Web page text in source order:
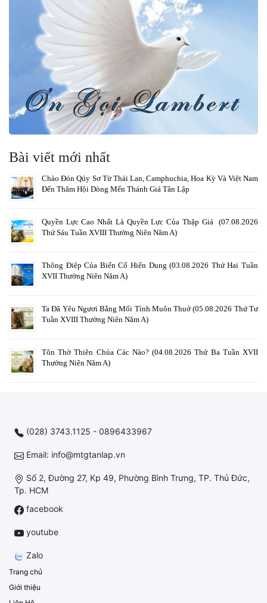
Bài viết mới nhất
Chào Đón Qúy Sơ Từ Thái Lan, Camphuchia, Hoa Kỳ Và Việt Nam
Đến Thăm Hội Dòng Mến Thánh Giá Tân Lập
Quyền Lực Cao Nhất Là Quyền Lực Của Thập Giá (07.08.2026
Thứ Sáu Tuần XVIII Thường Niên Năm A)
Thông Điệp Của Biến Cố Hiển Dung (03.08.2026 Thứ Hai Tuần
XVII Thường Niên Năm A)
Ta Đã Yêu Ngươi Bằng Mối Tình Muôn Thuở (05.08.2026 Thứ Tư
Tuần XVIII Thường Niên Năm A)
Tôn Thờ Thiên Chúa Các Nào? (04.08.2026 Thứ Ba Tuần XVII
Thường Niên Năm A)
(028) 3743.1125 - 0896433967
Email: info@mtgtanlap.vn
Số 2, Đường 27, Kp 49, Phường Bình Trưng, TP. Thủ Đức,
Tp. HCM
facebook
youtube
Zalo
Trang chủ
Giới thiệu